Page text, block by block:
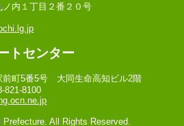
内１丁目２番２０号
トセンター
前町5番5号 大同生命高知ビル2階
821-8100
All Rights Reserved.